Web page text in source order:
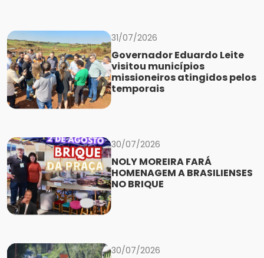
31/07/2026
Governador Eduardo Leite
visitou municípios
missioneiros atingidos pelos
temporais
30/07/2026
NOLY MOREIRA FARÁ
HOMENAGEM A BRASILIENSES
NO BRIQUE
30/07/2026